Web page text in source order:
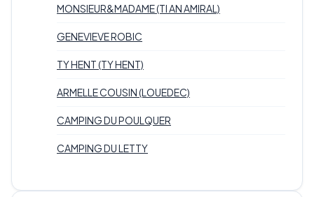
MONSIEUR&MADAME (TI AN AMIRAL)
GENEVIEVE ROBIC
TY HENT (TY HENT)
ARMELLE COUSIN (LOUEDEC)
CAMPING DU POULQUER
CAMPING DU LETTY